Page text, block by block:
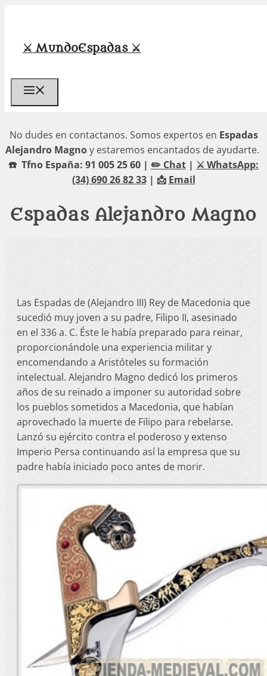
contenido
⚔️ MundoEspadas ⚔️
No dudes en contactanos. Somos expertos en Espadas
Alejandro Magnoy estaremos encantados de ayudarte.
☎️ Tfno España: 91 005 25 60 | ✏️ Chat | ⚔️ WhatsApp:
(34) 690 26 82 33| 📩 Email
Espadas Alejandro Magno
Las Espadas de (Alejandro III) Rey de Macedonia que
sucedió muy joven a su padre, Filipo II, asesinado
en el 336 a. C. Éste le había preparado para reinar,
proporcionándole una experiencia militar y
encomendando a Aristóteles su formación
intelectual. Alejandro Magno dedicó los primeros
años de su reinado a imponer su autoridad sobre
los pueblos sometidos a Macedonia, que habían
aprovechado la muerte de Filipo para rebelarse.
Lanzó su ejército contra el poderoso y extenso
Imperio Persa continuando así la empresa que su
padre había iniciado poco antes de morir.